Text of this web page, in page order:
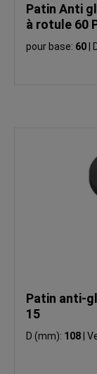
Patin Anti
à rotule 60
pour base: 60
Patin anti-
15
D (mm): 108